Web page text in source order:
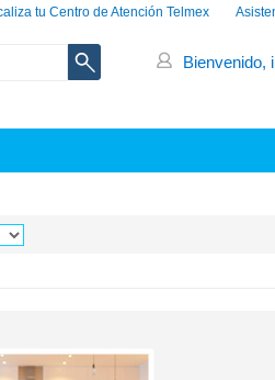
tu Centro de Atención Telmex
Bienvenido,